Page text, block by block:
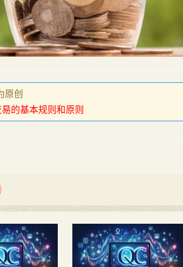
原创
的基本规则和原则